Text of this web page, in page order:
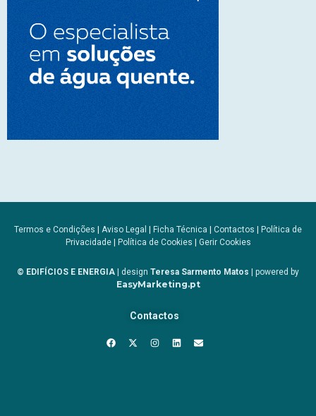
Termos e Condições | Aviso Legal | Ficha Técnica | Contactos | Política de
Privacidade| Política de Cookies | Gerir Cookies
© EDIFÍCIOS E ENERGIA | design Teresa Sarmento Matos | powered by
EasyMarketing.pt
Contactos